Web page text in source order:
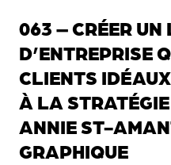
063 – CRÉER UN
D’ENTREPRISE
CLIENTS
À LA
ANNIE ST-
GRAPHIQUE